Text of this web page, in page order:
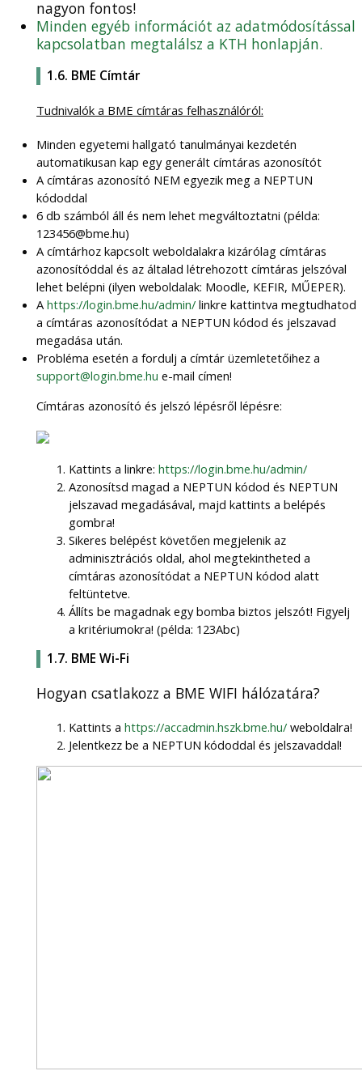
nagyon fontos!
Minden egyéb információt az adatmódosítással
kapcsolatban megtalálsz a KTH honlapján.
1.6. BME Címtár
Tudnivalók a BME címtáras felhasználóról:
Minden egyetemi hallgató tanulmányai kezdetén
automatikusan kap egy generált címtáras azonosítót
A címtáras azonosító NEM egyezik meg a NEPTUN
kódoddal
6 db számból áll és nem lehet megváltoztatni (példa:
123456@bme.hu)
A címtárhoz kapcsolt weboldalakra kizárólag címtáras
azonosítóddal és az általad létrehozott címtáras jelszóval
lehet belépni (ilyen weboldalak: Moodle, KEFIR, MŰEPER).
A https://login.bme.hu/admin/ linkre kattintva megtudhatod
a címtáras azonosítódat a NEPTUN kódod és jelszavad
megadása után.
Probléma esetén a fordulj a címtár üzemletetőihez a
support@login.bme.hu e-mail címen!
Címtáras azonosító és jelszó lépésről lépésre:
Kattints a linkre: https://login.bme.hu/admin/
Azonosítsd magad a NEPTUN kódod és NEPTUN
jelszavad megadásával, majd kattints a belépés
gombra!
Sikeres belépést követően megjelenik az
adminisztrációs oldal, ahol megtekintheted a
címtáras azonosítódat a NEPTUN kódod alatt
feltüntetve.
Állíts be magadnak egy bomba biztos jelszót! Figyelj
a kritériumokra! (példa: 123Abc)
1.7. BME Wi-Fi
Hogyan csatlakozz a BME WIFI hálózatára?
Kattints a https://accadmin.hszk.bme.hu/ weboldalra!
Jelentkezz be a NEPTUN kódoddal és jelszavaddal!